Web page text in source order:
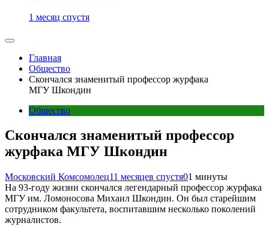
1 месяц спустя
Главная
Общество
Скончался знаменитый профессор журфака
МГУ Шкондин
Общество
Скончался знаменитый профессор
журфака МГУ Шкондин
Московский Комсомолец11 месяцев спустя01 минуты
На 93-году жизни скончался легендарный профессор журфака
МГУ им. Ломоносова Михаил Шкондин. Он был старейшим
сотрудником факультета, воспитавшим несколько поколений
журналистов.